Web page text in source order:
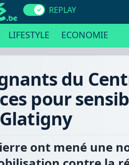
REPLAY
LIFESTYLE ECONOMIE
du
pour
ont mené une